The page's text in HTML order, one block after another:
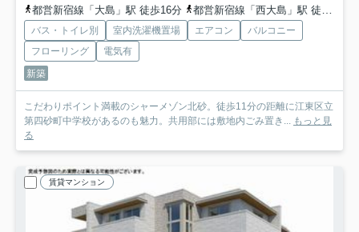
都営新宿線「大島」駅 徒歩16分
都営新宿線「西大島」駅 徒歩21分
バス・トイレ別 室内洗濯機置場 エアコン
バルコニー
フローリング
電気有
新築
こだわりポイント満載のシャーメゾン北砂。徒歩11分の距離に江東区立
第四砂町中学校があるのも魅力。共用部には敷地内ごみ置き... もっと見
る
賃貸マンション